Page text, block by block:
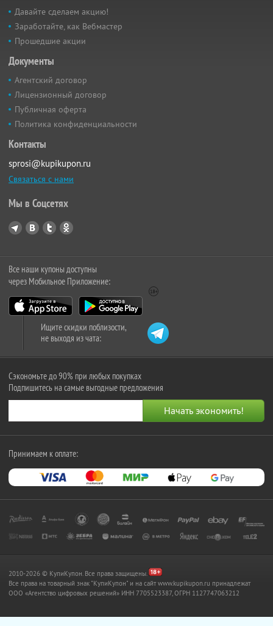
Давайте сделаем акцию!
Заработайте, как Вебмастер
Прошедшие акции
Документы
Агентский договор
Лицензионный договор
Публичная оферта
Политика конфиденциальности
Контакты
sprosi@kupikupon.ru
Связаться с нами
Мы в Соцсетях
Все наши купоны доступны
через Мобильное Приложение:
Ищите скидки поблизости,
не выходя из чата:
Сэкономьте до 90% при любых покупках
Подпишитесь на самые выгодные предложения
Принимаем к оплате:
2010-2026 © КупиКупон. Все права защищены.
Все права на товарный знак "КупиКупон" и на сайт www.kupikupon.ru принадлежат
OOO «Агентство цифровых решений» ИНН 7705523387, ОГРН 1127747063212